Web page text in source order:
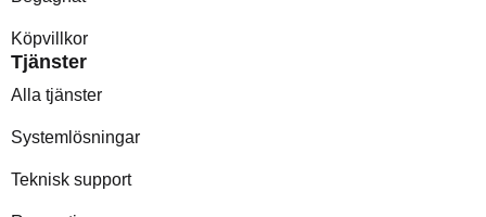
Köpvillkor
Tjänster
Alla tjänster
Systemlösningar
Teknisk support